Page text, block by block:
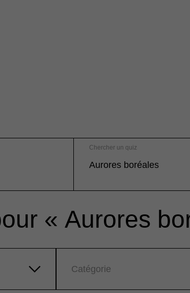
Chercher un quiz
« Aurores
Catégorie